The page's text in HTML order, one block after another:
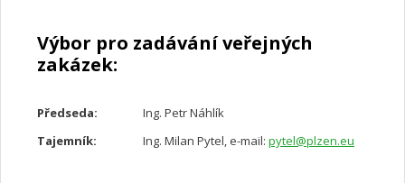
Výbor pro zadávání veřejných
zakázek:
Předseda:
Ing. Petr Náhlík
Tajemník:
Ing. Milan Pytel, e-mail: pytel@plzen.eu